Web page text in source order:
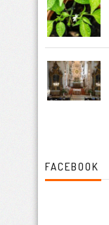
FACEBOOK